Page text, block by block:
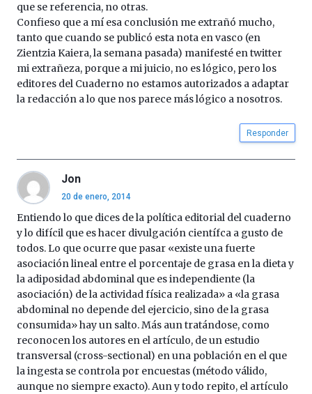
que se referencia, no otras.
Confieso que a mí esa conclusión me extrañó mucho,
tanto que cuando se publicó esta nota en vasco (en
Zientzia Kaiera, la semana pasada) manifesté en twitter
mi extrañeza, porque a mi juicio, no es lógico, pero los
editores del Cuaderno no estamos autorizados a adaptar
la redacción a lo que nos parece más lógico a nosotros.
Responder
Jon
20 de enero, 2014
Entiendo lo que dices de la política editorial del cuaderno
y lo difícil que es hacer divulgación científca a gusto de
todos. Lo que ocurre que pasar «existe una fuerte
asociación lineal entre el porcentaje de grasa en la dieta y
la adiposidad abdominal que es independiente (la
asociación) de la actividad física realizada» a «la grasa
abdominal no depende del ejercicio, sino de la grasa
consumida» hay un salto. Más aun tratándose, como
reconocen los autores en el artículo, de un estudio
transversal (cross-sectional) en una población en el que
la ingesta se controla por encuestas (método válido,
aunque no siempre exacto). Aun y todo repito, el artículo